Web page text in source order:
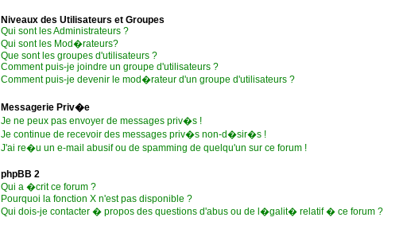
Niveaux des Utilisateurs et Groupes
Qui sont les Administrateurs ?
Qui sont les Mod�rateurs?
Que sont les groupes d'utilisateurs ?
Comment puis-je joindre un groupe d'utilisateurs ?
Comment puis-je devenir le mod�rateur d'un groupe d'utilisateurs ?
Messagerie Priv�e
Je ne peux pas envoyer de messages priv�s !
Je continue de recevoir des messages priv�s non-d�sir�s !
J'ai re�u un e-mail abusif ou de spamming de quelqu'un sur ce forum !
phpBB 2
Qui a �crit ce forum ?
Pourquoi la fonction X n'est pas disponible ?
Qui dois-je contacter � propos des questions d'abus ou de l�galit� relatif � ce forum ?